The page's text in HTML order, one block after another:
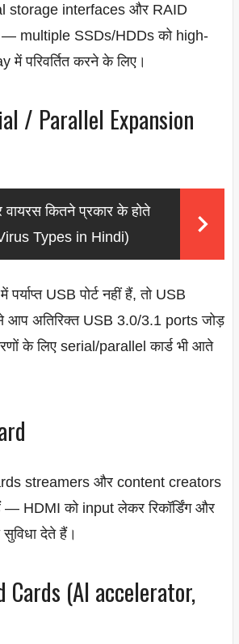
storage interfaces और RAID
— multiple SSDs/HDDs को high-
परिवर्तित करने के लिए।
/ Parallel Expansion
वायरस कितने प्रकार के होते
Types in Hindi)
USB पोर्ट नहीं हैं, तो USB
अतिरिक्त USB 3.0/3.1 ports जोड़
के लिए serial/parallel कार्ड भी आते
streamers और content creators
— HDMI को input लेकर रिकॉर्डिंग और
देते हैं।
Cards (AI accelerator,